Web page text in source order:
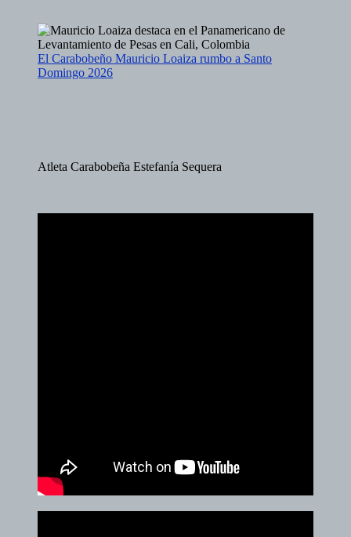
El Carabobeño Mauricio Loaiza rumbo a Santo
Domingo 2026
Atleta Carabobeña Estefanía Sequera